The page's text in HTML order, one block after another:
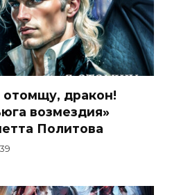
отомщу, дракон!
возмездия»
Политова
39